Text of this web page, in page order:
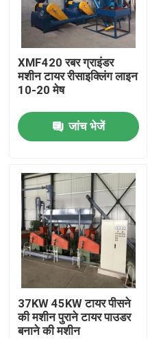
वीडियो
हमारे बारे में
कारखाना भ्रमण
संपर्क करें
समाचार
एक उद्धरण का अनुरोध करें
रबर प्रक्रिया मशीन
XMF420 रबर ग्राइंडर
मशीन टायर रीसाइक्लिंग लाइन
10-20 मेष
जांच भेजें
37KW 45KW टायर पीसने
की मशीन पुराने टायर पाउडर
बनाने की मशीन